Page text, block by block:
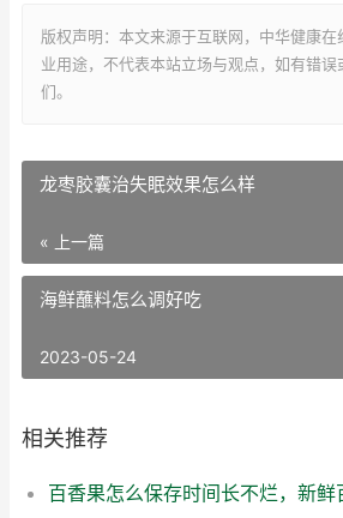
版权声明：本文来源于互联网，中华健康
业用途，不代表本站立场与观点，如有错
们。
龙枣胶囊治失眠效果怎么样
« 上一篇
海鲜蘸料怎么调好吃
2023-05-24
相关推荐